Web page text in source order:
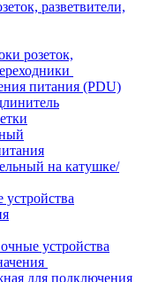
разветвители,
розеток,
питания (PDU)
на катушке/
устройства
для подключения